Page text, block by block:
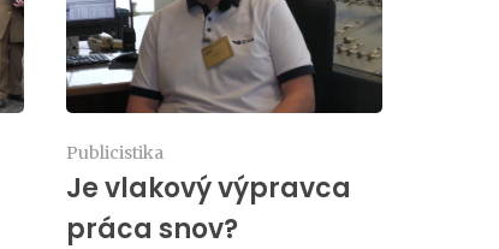
Publicistika
Je vlakový výpravca
práca snov?